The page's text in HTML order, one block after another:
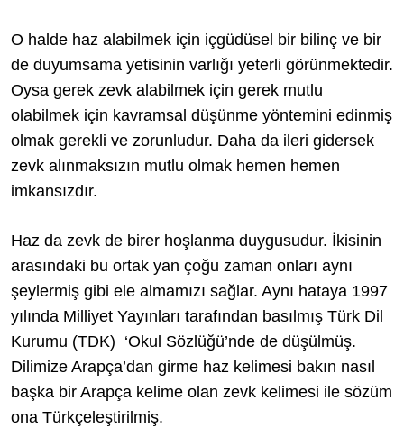
O halde haz alabilmek için içgüdüsel bir bilinç ve bir
de duyumsama yetisinin varlığı yeterli görünmektedir.
Oysa gerek zevk alabilmek için gerek mutlu
olabilmek için kavramsal düşünme yöntemini edinmiş
olmak gerekli ve zorunludur. Daha da ileri gidersek
zevk alınmaksızın mutlu olmak hemen hemen
imkansızdır.
Haz da zevk de birer hoşlanma duygusudur. İkisinin
arasındaki bu ortak yan çoğu zaman onları aynı
şeylermiş gibi ele almamızı sağlar. Aynı hataya 1997
yılında Milliyet Yayınları tarafından basılmış Türk Dil
Kurumu (TDK) ‘Okul Sözlüğü’nde de düşülmüş.
Dilimize Arapça’dan girme haz kelimesi bakın nasıl
başka bir Arapça kelime olan zevk kelimesi ile sözüm
ona Türkçeleştirilmiş.